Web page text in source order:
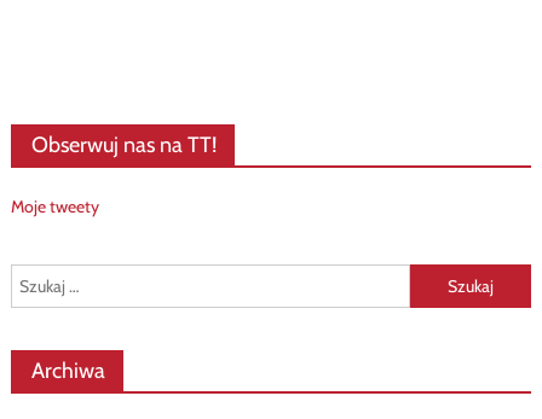
Obserwuj nas na TT!
Moje tweety
Szukaj:
Archiwa